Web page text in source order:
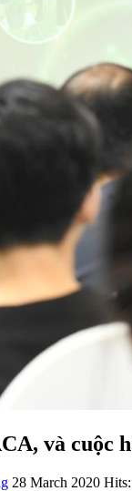
và cuộc
28 March 2020